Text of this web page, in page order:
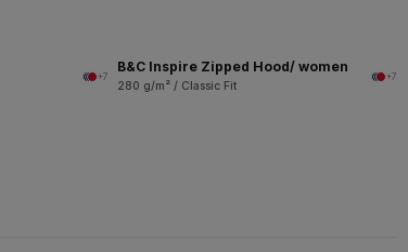
+7
B&C Inspire Zipped Hood/ women
280 g/m² / Classic Fit
+7